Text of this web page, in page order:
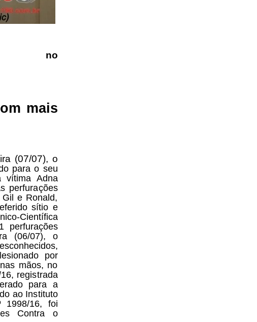
no
mais
07), o
para o seu
vítima Adna
perfurações
e Ronald,
sítio e
Científica
perfurações
(06/07), o
por
mãos, no
registrada
para a
ao Instituto
1998/16, foi
Contra o